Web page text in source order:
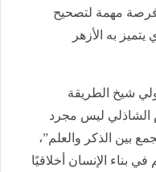
فرصة مهمة لتصحيح
به الأزهر
شيخ الطريقة
الشاذلي ليس مجرد
بين الذكر والعلم”،
بناء الإنسان أخلاقيًا